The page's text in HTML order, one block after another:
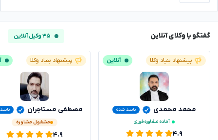
گفتگو با وکلای آنلاین ۴۵ وکیل آنلاین
پیشنهاد بنیاد وکلا آنلاین
محمد محمدی
تایید شده
آماده مشاوره فوری
۴.۹
پیشنهاد بنیاد وکلا
مصطفی مستاجران
مشغول مشاوره
۴.۹